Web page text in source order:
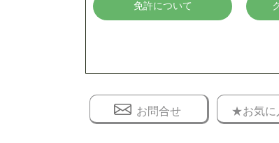
免許について
お問合せ ★お気に